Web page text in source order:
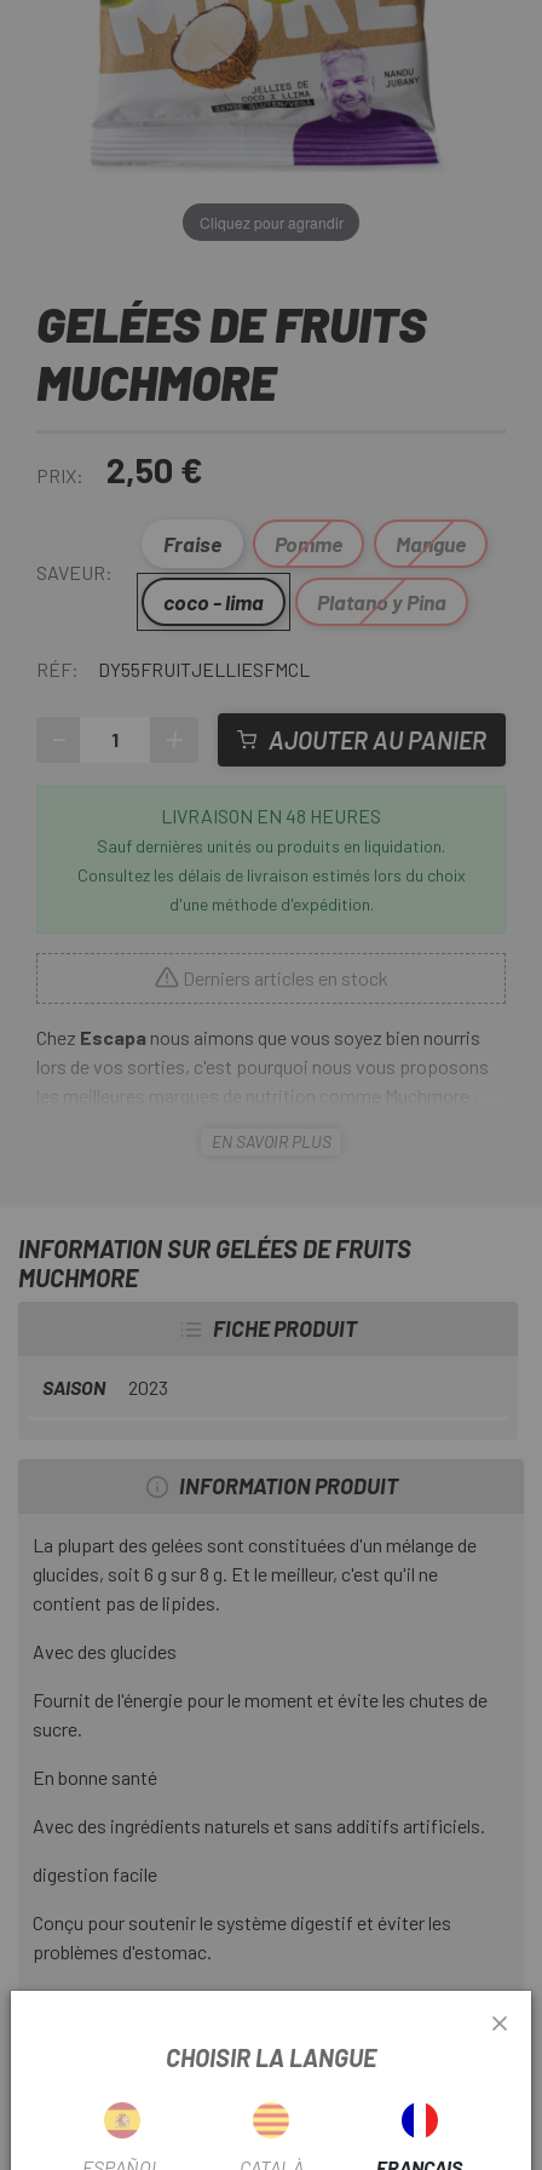
Cliquez pour agrandir
GELÉES DE FRUITS
MUCHMORE
PRIX: 2,50 €
SAVEUR:
Fraise Pomme Mangue
coco - lima Platano y Pina
RÉF: DY55FRUITJELLIESFMCL
AJOUTER AU PANIER
LIVRAISON EN 48 HEURES
Sauf dernières unités ou produits en liquidation.
Consultez les délais de livraison estimés lors du choix
d'une méthode d'expédition.
Derniers articles en stock
Chez Escapa nous aimons que vous soyez bien nourris
lors de vos sorties, c'est pourquoi nous vous proposons
les meilleures marques de nutrition comme Muchmore .
elles vous donneront cette énergie supplémentaire pour
beaucoup plus facile de conquérir le monde.
EN SAVOIR PLUS
INFORMATION SUR GELÉES DE FRUITS
MUCHMORE
FICHE PRODUIT
SAISON 2023
INFORMATION PRODUIT
La plupart des gelées sont constituées d'un mélange de
glucides, soit 6 g sur 8 g. Et le meilleur, c'est qu'il ne
contient pas de lipides.
Avec des glucides
Fournit de l'énergie pour le moment et évite les chutes de
sucre.
En bonne santé
Avec des ingrédients naturels et sans additifs artificiels.
digestion facile
Conçu pour soutenir le système digestif et éviter les
problèmes d'estomac.
maximale. Ainsi, nous obtenons la meilleure saveur et
Aucun allergène.
CHOISIR LA LANGUE